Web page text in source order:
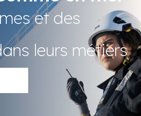
et des
leurs métiers